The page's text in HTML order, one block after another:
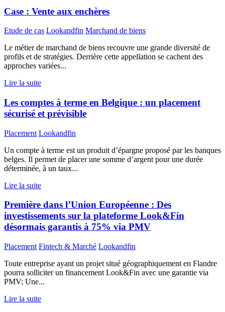
Case : Vente aux enchères
Etude de cas Lookandfin Marchand de biens
Le métier de marchand de biens recouvre une grande diversité de
profils et de stratégies. Derrière cette appellation se cachent des
approches variées...
Lire la suite
Les comptes à terme en Belgique : un placement
sécurisé et prévisible
Placement Lookandfin
Un compte à terme est un produit d’épargne proposé par les banques
belges. Il permet de placer une somme d’argent pour une durée
déterminée, à un taux...
Lire la suite
Première dans l’Union Européenne : Des
investissements sur la plateforme Look&Fin
désormais garantis à 75% via PMV
Placement Fintech & Marché Lookandfin
Toute entreprise ayant un projet situé géographiquement en Flandre
pourra solliciter un financement Look&Fin avec une garantie via
PMV; Une...
Lire la suite